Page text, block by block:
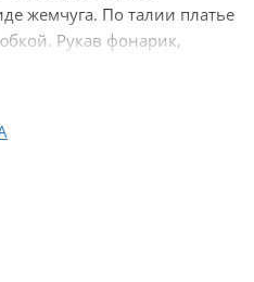
жемчуга. По талии платье
Рукав фонарик,